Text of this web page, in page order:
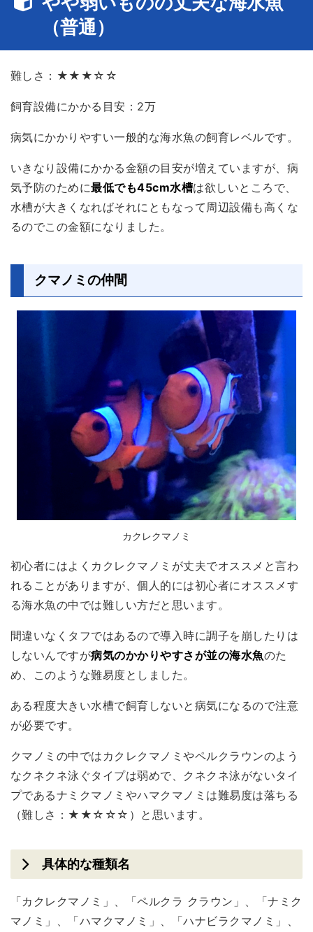
（普通）
難しさ：★★★☆☆
飼育設備にかかる目安：2万
病気にかかりやすい一般的な海水魚の飼育レベルです。
いきなり設備にかかる金額の目安が増えていますが、病
気予防のために最低でも45cm水槽は欲しいところで、
水槽が大きくなればそれにともなって周辺設備も高くな
るのでこの金額になりました。
クマノミの仲間
カクレクマノミ
初心者にはよくカクレクマノミが丈夫でオススメと言わ
れることがありますが、個人的には初心者にオススメす
る海水魚の中では難しい方だと思います。
間違いなくタフではあるので導入時に調子を崩したりは
しないんですが病気のかかりやすさが並の海水魚のた
め、このような難易度としました。
ある程度大きい水槽で飼育しないと病気になるので注意
が必要です。
クマノミの中ではカクレクマノミやペルクラウンのよう
なクネクネ泳ぐタイプは弱めで、クネクネ泳がないタイ
プであるナミクマノミやハマクマノミは難易度は落ちる
（難しさ：★★☆☆☆）と思います。
具体的な種類名
「カクレクマノミ」、「ペルクラ クラウン」、「ナミク
マノミ」、「ハマクマノミ」、「ハナビラクマノミ」、